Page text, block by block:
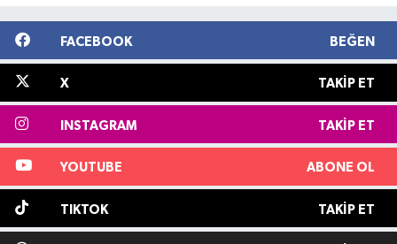
FACEBOOK BEĞEN
X TAKIP ET
INSTAGRAM TAKIP ET
YOUTUBE ABONE OL
TIKTOK TAKIP ET